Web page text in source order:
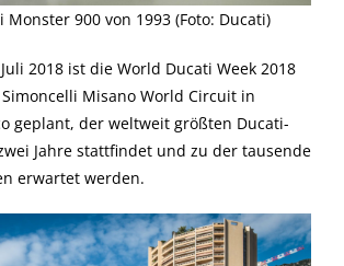
Monster 900 von 1993 (Foto: Ducati)
2018 ist die World Ducati Week 2018
Misano World Circuit in
geplant, der weltweit größten Ducati-
Jahre stattfindet und zu der tausende
erwartet werden.